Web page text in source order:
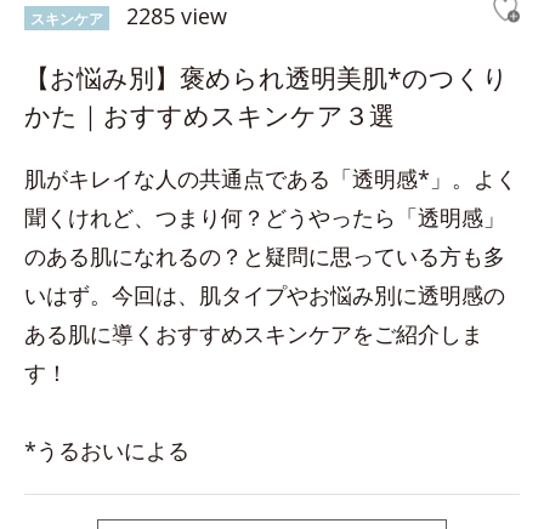
スキンケア 2285 view
【お悩み別】褒められ透明美肌*のつくり
かた｜おすすめスキンケア３選
肌がキレイな人の共通点である「透明感*」。よく
聞くけれど、つまり何？どうやったら「透明感」
のある肌になれるの？と疑問に思っている方も多
いはず。今回は、肌タイプやお悩み別に透明感の
ある肌に導くおすすめスキンケアをご紹介しま
す！
*うるおいによる